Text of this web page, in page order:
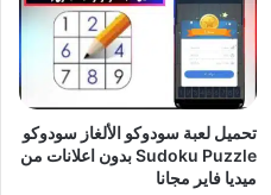
تحميل لعبة سودوكو الألغاز سودوكو
Sudoku Puzzle بدون اعلانات من
ميديا فاير مجانا